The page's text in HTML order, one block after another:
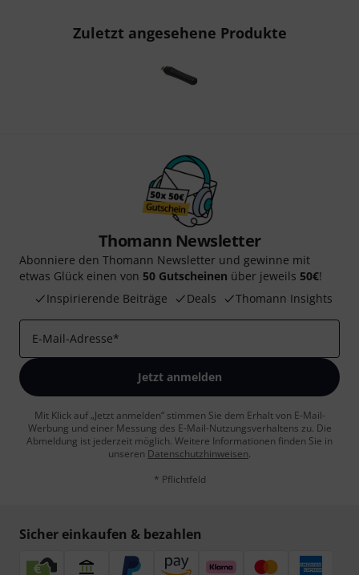
Zuletzt angesehene Produkte
Thomann Newsletter
Abonniere den Thomann Newsletter und gewinne mit
etwas Glück einen von 50 Gutscheinen über jeweils 50€!
Inspirierende Beiträge
Deals Thomann Insights
E-Mail-Adresse*
Jetzt anmelden
Mit Klick auf „Jetzt anmelden“ stimmen Sie dem Erhalt von E-Mail-
Werbung und einer Messung des E-Mail-Nutzungsverhaltens zu. Die
Abmeldung ist jederzeit möglich. Weitere Informationen finden Sie in
unseren Datenschutzhinweisen.
* Pflichtfeld
Sicher einkaufen & bezahlen